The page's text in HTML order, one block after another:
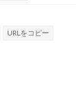
URLをコピー